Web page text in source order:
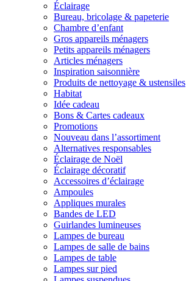
Éclairage
Bureau, bricolage & papeterie
Chambre d’enfant
Gros appareils ménagers
Petits appareils ménagers
Articles ménagers
Inspiration saisonnière
Produits de nettoyage & ustensiles
Habitat
Idée cadeau
Bons & Cartes cadeaux
Promotions
Nouveau dans l’assortiment
Alternatives responsables
Éclairage de Noël
Éclairage décoratif
Accessoires d’éclairage
Ampoules
Appliques murales
Bandes de LED
Guirlandes lumineuses
Lampes de bureau
Lampes de salle de bains
Lampes de table
Lampes sur pied